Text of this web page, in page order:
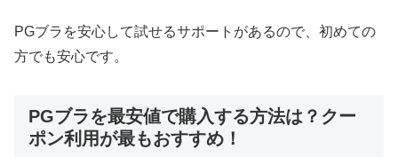
PGブラを安心して試せるサポートがあるので、初めての
方でも安心です。
PGブラを最安値で購入する方法は？クー
ポン利用が最もおすすめ！